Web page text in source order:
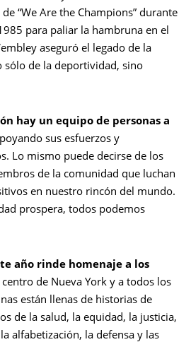
“We Are the Champions” durante
para paliar la hambruna en el
aseguró el legado de la
sólo de la deportividad, sino
hay un equipo de personas a
sus esfuerzos y
Lo mismo puede decirse de los
de la comunidad que luchan
en nuestro rincón del mundo.
prospera, todos podemos
año rinde homenaje a los
de Nueva York y a todos los
están llenas de historias de
de la salud, la equidad, la justicia,
alfabetización, la defensa y las